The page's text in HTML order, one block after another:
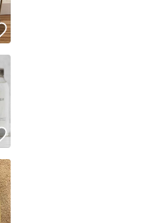
サービスでの取引実績があります
ているものではありません
24時間以内に発送しています
発送日数内に発送しています
ジへ
ル
いいね！
いいね！